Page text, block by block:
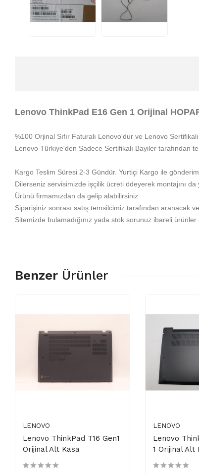
Lenovo ThinkPad E16 Gen 1 Orijinal
%100 Orjinal Sıfır Faturalı Lenovo'dur ve Lenovo
Lenovo Türkiye'den Sadece Sertifikalı Bayiler tarafından
Kargo Teslim Süresi 2-3 Gündür. Yurtiçi Kargo ile
Dilerseniz servisimizde işçilik ücreti ödeyerek montajını da
Ürünü firmamızdan da gelip alabilirsiniz.
Siparişiniz sonrası satış temsilcimiz tarafından aranacak
Sitemizde bulamadığınız yada stok sorunuz ibareli
Benzer Ürünler
LENOVO
Lenovo ThinkPad T16 Gen1
Orijinal Alt Kasa
LENOVO
Lenovo
1 Orijinal Alt